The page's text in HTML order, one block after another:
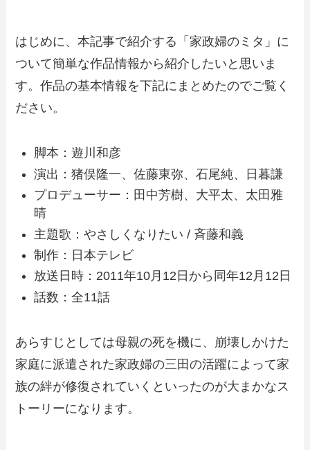
はじめに、本記事で紹介する「家政婦のミタ」に
ついて簡単な作品情報から紹介したいと思いま
す。作品の基本情報を下記にまとめたのでご覧く
ださい。
脚本：遊川和彦
演出：猪俣隆一、佐藤東弥、石尾純、日暮謙
プロデューサー：田中芳樹、大平太、太田雅
晴
主題歌：やさしくなりたい / 斉藤和義
制作：日本テレビ
放送日時：2011年10月12日から同年12月12日
話数：全11話
あらすじとしては母親の死を機に、崩壊しかけた
家庭に派遣された家政婦の三田の活躍によって家
族の絆が修復されていくといったのが大まかなス
トーリーになります。